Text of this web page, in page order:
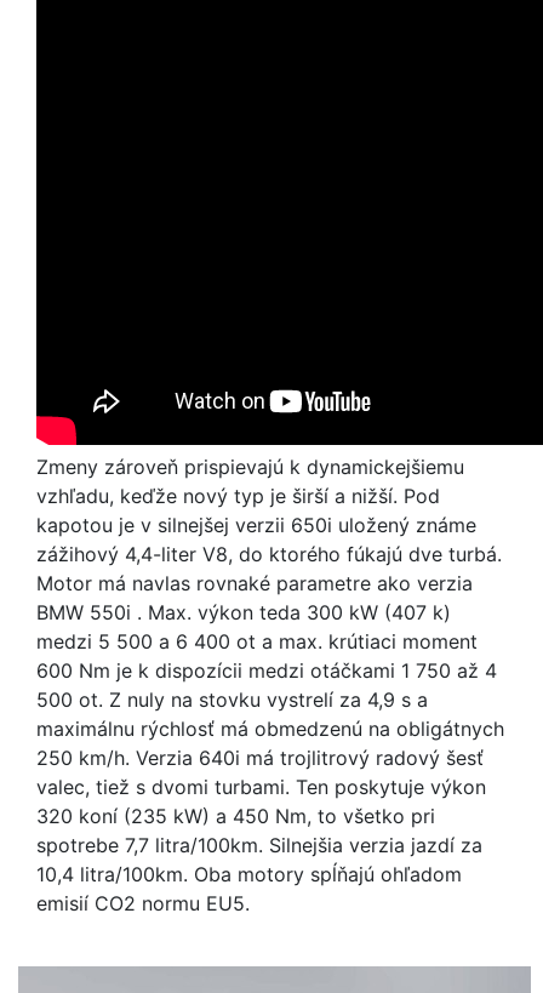
Zmeny zároveň prispievajú k dynamickejšiemu
vzhľadu, keďže nový typ je širší a nižší. Pod
kapotou je v silnejšej verzii 650i uložený známe
zážihový 4,4-liter V8, do ktorého fúkajú dve turbá.
Motor má navlas rovnaké parametre ako verzia
BMW 550i . Max. výkon teda 300 kW (407 k)
medzi 5 500 a 6 400 ot a max. krútiaci moment
600 Nm je k dispozícii medzi otáčkami 1 750 až 4
500 ot. Z nuly na stovku vystrelí za 4,9 s a
maximálnu rýchlosť má obmedzenú na obligátnych
250 km/h. Verzia 640i má trojlitrový radový šesť
valec, tiež s dvomi turbami. Ten poskytuje výkon
320 koní (235 kW) a 450 Nm, to všetko pri
spotrebe 7,7 litra/100km. Silnejšia verzia jazdí za
10,4 litra/100km. Oba motory spĺňajú ohľadom
emisií CO2 normu EU5.